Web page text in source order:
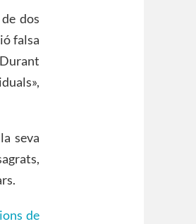
dos
falsa
seva
de